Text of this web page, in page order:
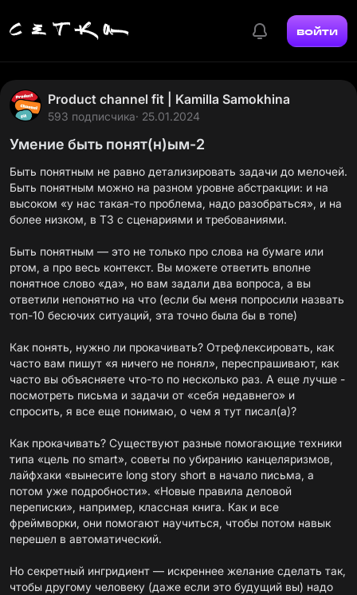
войти
Product channel fit | Kamilla Samokhina
593 подписчика· 25.01.2024
Умение быть понят(н)ым-2
Быть понятным не равно детализировать задачи до мелочей.
Быть понятным можно на разном уровне абстракции: и на
высоком «у нас такая-то проблема, надо разобраться», и на
более низком, в ТЗ с сценариями и требованиями.
Быть понятным — это не только про слова на бумаге или
ртом, а про весь контекст. Вы можете ответить вполне
понятное слово «да», но вам задали два вопроса, а вы
ответили непонятно на что (если бы меня попросили назвать
топ-10 бесючих ситуаций, эта точно была бы в топе)
Как понять, нужно ли прокачивать? Отрефлексировать, как
часто вам пишут «я ничего не понял», переспрашивают, как
часто вы объясняете что-то по несколько раз. А еще лучше -
посмотреть письма и задачи от «себя недавнего» и
спросить, я все еще понимаю, о чем я тут писал(а)?
Как прокачивать? Существуют разные помогающие техники
типа «цель по smart», советы по убиранию канцеляризмов,
лайфхаки «вынесите long story short в начало письма, а
потом уже подробности». «Новые правила деловой
переписки», например, классная книга. Как и все
фреймворки, они помогают научиться, чтобы потом навык
перешел в автоматический.
Но секретный ингридиент — искреннее желание сделать так,
чтобы другому человеку (даже если это будущий вы) надо